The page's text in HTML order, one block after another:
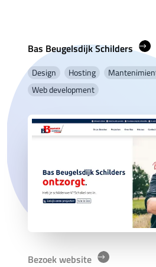
Bas Beugelsdijk Schilders
Design Hosting
Web development
Bezoek website